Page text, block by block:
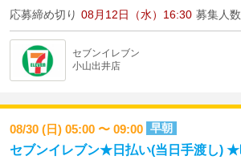
応募締め切り 08月12日（水）16:30 募集人数
セブンイレブン
小山出井店
08/30 (日) 05:00 〜 09:00 早朝
セブンイレブン★日払い(当日手渡し) ★